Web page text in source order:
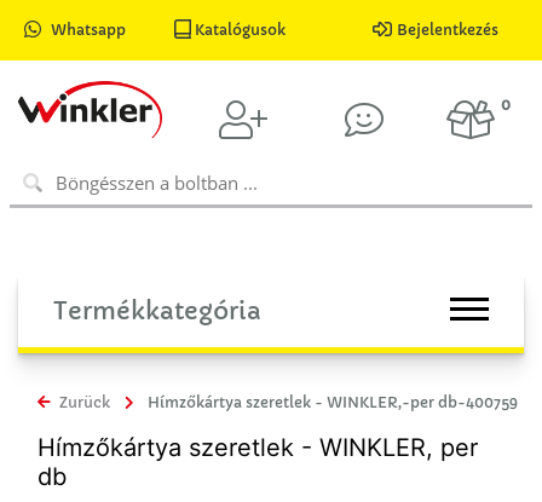
Whatsapp Katalógusok Bejelentkezés
0
Termékkategória
Zurück Hímzőkártya szeretlek - WINKLER,-per db-400759
Hímzőkártya szeretlek - WINKLER, per
db